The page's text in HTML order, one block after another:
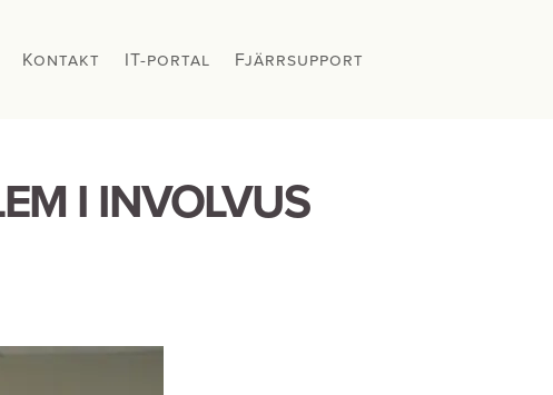
Kontakt IT-portal Fjärrsupport
Kontakt IT-portal Fjärrsupport
I INVOLVUS